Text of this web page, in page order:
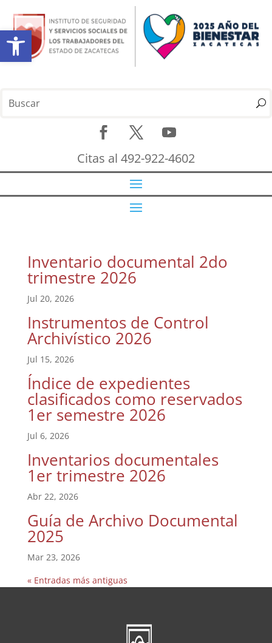
Abrir barra de herramientas
Citas al 492-922-4602
Inventario documental 2do
trimestre 2026
Jul 20, 2026
Instrumentos de Control
Archivístico 2026
Jul 15, 2026
Índice de expedientes
clasificados como reservados
1er semestre 2026
Jul 6, 2026
Inventarios documentales
1er trimestre 2026
Abr 22, 2026
Guía de Archivo Documental
2025
Mar 23, 2026
« Entradas más antiguas